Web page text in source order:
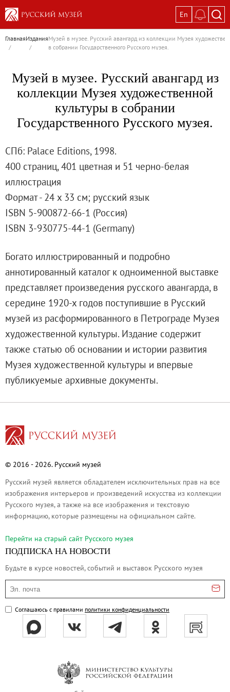
En
Выставки
Текущие выставки
Пётр Кончаловский. Сад в цвету
Иван Шишкин. Русский лес
Василий Тропинин
Окрестности Санкт-Петербурга в
Памяти Киры Владимировны
Постоянные экспозиции
Постоянная экспозиция «Наш
Русское искусство первой половины
Древнерусское искусство ХII—XVII
Русское искусство XVIII века
Русское искусство второй половины
Русское народное искусство XVII-XXI
Будущие выставки
Выездные выставки
Садко
Михаил Нестеров
Архив выставок
Степан Эрьзя – скульптор мира. К
Эпоха Императора Александра III и её
Архип Куинджи. Иллюзия света
Наш авангард
Посетителям
Адреса и часы работы
О билетах, льготах и услугах
Правила покупки и возврата билетов
Правила посещения музея
Экскурсии
Лекторий
Абонементы
Доступный музей
Программы и мероприятия
Для СМИ
Главная
/
Издания
/
Музей в музее. Русский авангард из коллекции Музея
в собрании Государственного Русского музея.
Музей в музее. Русский авангард из
коллекции Музея художественной
культуры в собрании
Государственного Русского музея.
СПб: Palace Editions, 1998.
400 страниц, 401 цветная и 51 черно-белая
иллюстрация
Формат - 24 х 33 см; русский язык
ISBN 5-900872-66-1 (Россия)
ISBN 3-930775-44-1 (Germany)
Богато иллюстрированный и подробно
аннотированный каталог к одноименной выставке
представляет произведения русского авангарда, в
середине 1920-х годов поступившие в Русский
музей из расформированного в Петрограде Музея
художественной культуры. Издание содержит
также статью об основании и истории развития
Музея художественной культуры и впервые
публикуемые архивные документы.
© 2016 - 2026. Русский музей
Русский музей является обладателем исключительных прав на все
изображения интерьеров и произведений искусства из коллекции
Русского музея, а также на все изображения и текстовую
информацию, которые размещены на официальном сайте.
Перейти на cтарый сайт Русского музея
ПОДПИСКА НА НОВОСТИ
Будьте в курсе новостей, событий и выставок Русского музея
Эл. почта
Соглашаюсь с правилами политики конфиденциальности